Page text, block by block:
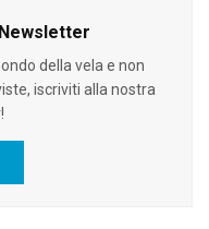
della vela e non
iscriviti alla nostra